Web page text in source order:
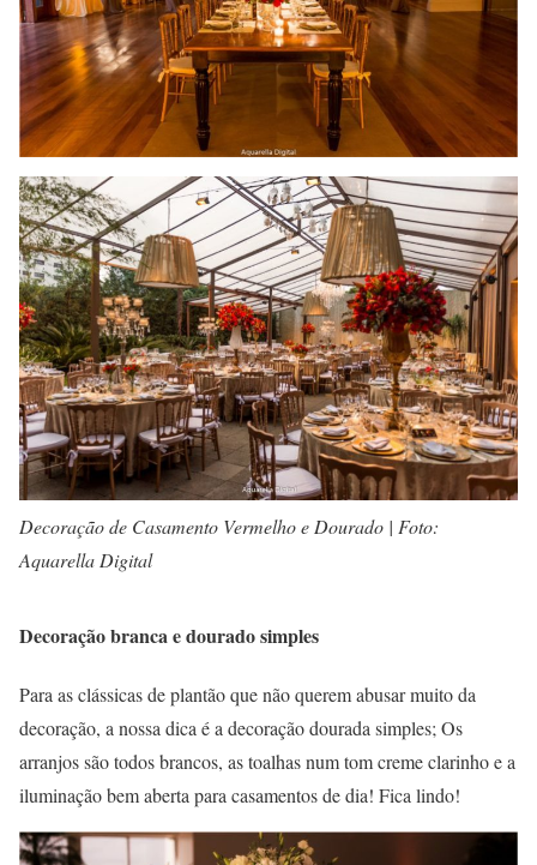
Decoração de Casamento Vermelho e Dourado | Foto:
Aquarella Digital
Decoração branca e dourado simples
Para as clássicas de plantão que não querem abusar muito da
decoração, a nossa dica é a decoração dourada simples; Os
arranjos são todos brancos, as toalhas num tom creme clarinho e a
iluminação bem aberta para casamentos de dia! Fica lindo!